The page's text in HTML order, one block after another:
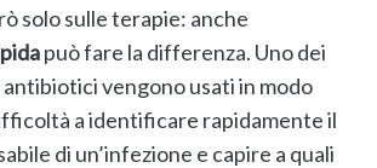
solo sulle terapie: anche
può fare la differenza. Uno dei
vengono usati in modo
a identificare rapidamente il
di un’infezione e capire a quali